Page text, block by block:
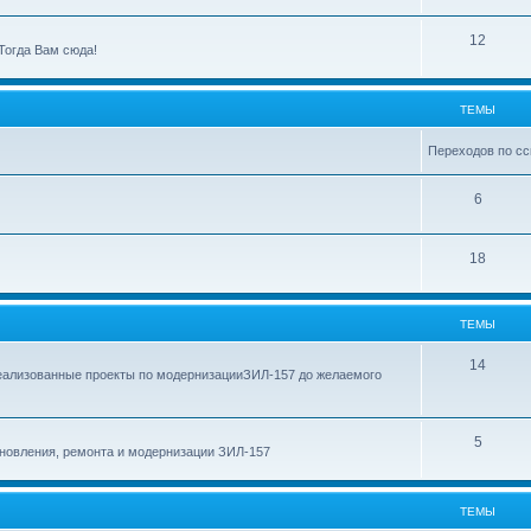
Вам сюда!
12
ы
ТЕМЫ
Переходов по
6Т
м
ы
18
м
ТЕМЫ
проекты по модернизацииЗИЛ-157 до желаемого
14Т
м
ремонта и модернизации ЗИЛ-157
5Т
ТЕМЫ